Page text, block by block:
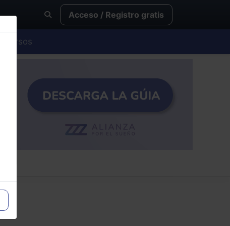
Acceso / Registro gratis
Cursos